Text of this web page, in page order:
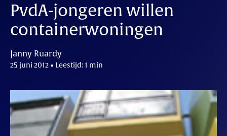
PvdA-jongeren willen
containerwoningen
Janny Ruardy
25 juni 2012 • Leestijd: 1 min